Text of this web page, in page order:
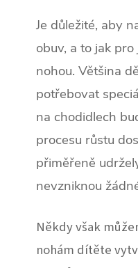
Je důležité, aby
obuv, a to jak
nohou. Většina
potřebovat
na chodidlech
procesu růstu
přiměřeně
nevzniknou
Někdy však
nohám dítěte